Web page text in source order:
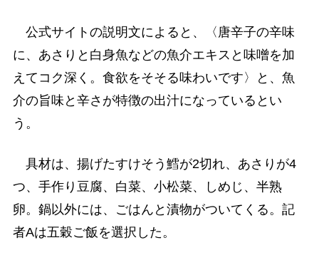
公式サイトの説明文によると、〈唐辛子の辛味
に、あさりと白身魚などの魚介エキスと味噌を加
えてコク深く。食欲をそそる味わいです〉と、魚
介の旨味と辛さが特徴の出汁になっているとい
う。
具材は、揚げたすけそう鱈が2切れ、あさりが4
つ、手作り豆腐、白菜、小松菜、しめじ、半熟
卵。鍋以外には、ごはんと漬物がついてくる。記
者Aは五穀ご飯を選択した。